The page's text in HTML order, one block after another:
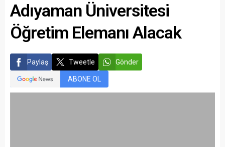
Adıyaman Üniversitesi
Öğretim Elemanı Alacak
Paylaş Tweetle Gönder
ABONE OL